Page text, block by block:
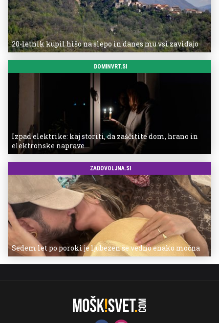
20-letnik kupil hišo na slepo in danes mu vsi zavidajo
DOMINVRT.SI
Izpad elektrike: kaj storiti, da zaščitite dom, hrano in
elektronske naprave
ZADOVOLJNA.SI
Sedem let po poroki je ljubezen še vedno enako močna